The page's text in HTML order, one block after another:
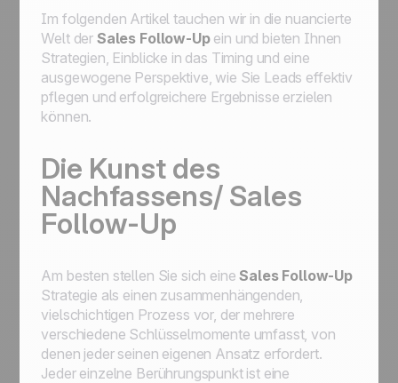
Im folgenden Artikel tauchen wir in die nuancierte
Welt der Sales Follow-Upein und bieten Ihnen
Strategien, Einblicke in das Timing und eine
ausgewogene Perspektive, wie Sie Leads effektiv
pflegen und erfolgreichere Ergebnisse erzielen
können.
Die Kunst des
Nachfassens/ Sales
Follow-Up
Am besten stellen Sie sich eineSales Follow-Up
Strategie als einen zusammenhängenden,
vielschichtigen Prozess vor, der mehrere
verschiedene Schlüsselmomente umfasst, von
denen jeder seinen eigenen Ansatz erfordert.
Jeder einzelne Berührungspunkt ist eine